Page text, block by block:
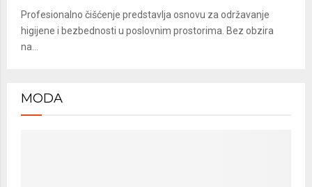
Profesionalno čišćenje predstavlja osnovu za održavanje
higijene i bezbednosti u poslovnim prostorima. Bez obzira
na...
MODA